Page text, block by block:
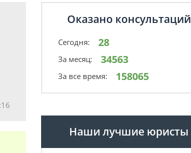
Оказано консультаций
Сегодня: 28
За месяц: 34563
За все время: 158065
Наши лучшие юристы